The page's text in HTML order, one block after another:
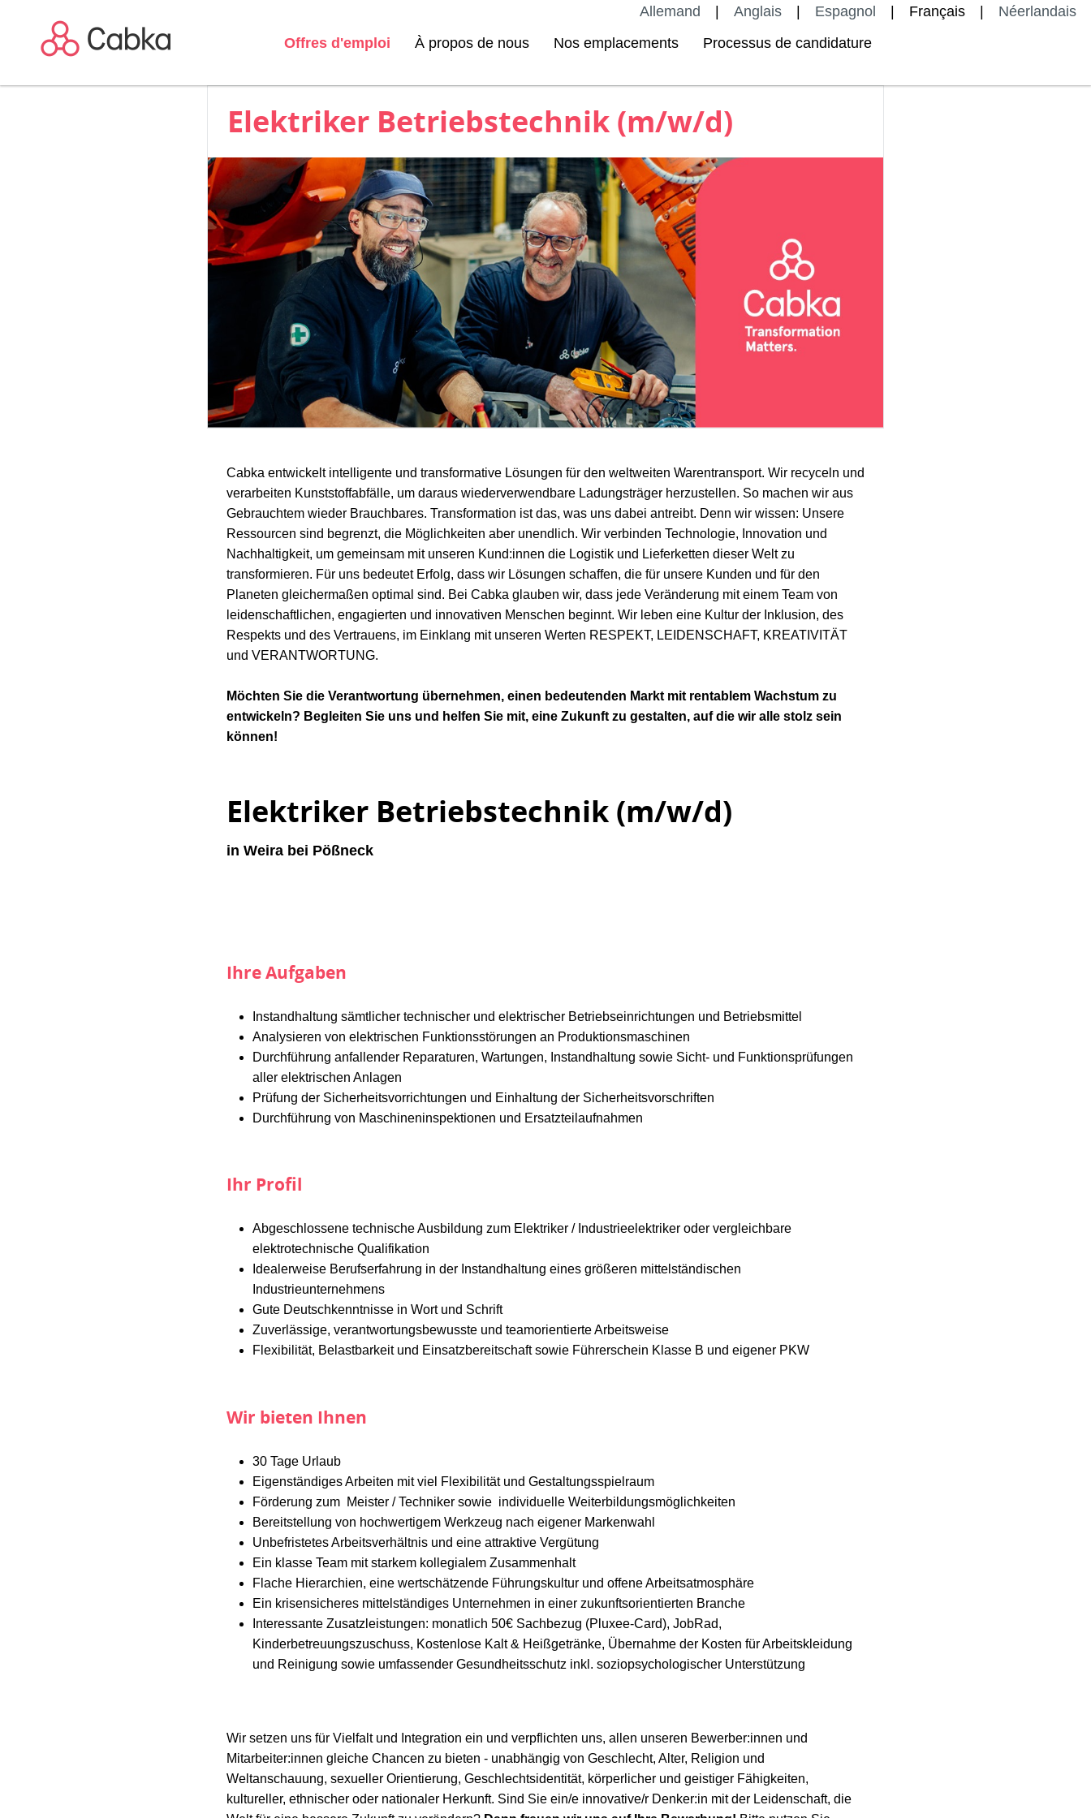
Allemand Anglais Espagnol Français
Néerlandais
Offres d'emploi
À propos de nous Nos emplacements Processus de candidature
Elektriker Betriebstechnik (m/w/d)
Cabka entwickelt intelligente und transformative Lösungen für den weltweiten Warentransport. Wir recyceln und
verarbeiten Kunststoffabfälle, um daraus wiederverwendbare Ladungsträger herzustellen. So machen wir aus
Gebrauchtem wieder Brauchbares. Transformation ist das, was uns dabei antreibt. Denn wir wissen: Unsere
Ressourcen sind begrenzt, die Möglichkeiten aber unendlich. Wir verbinden Technologie, Innovation und
Nachhaltigkeit, um gemeinsam mit unseren Kund:innen die Logistik und Lieferketten dieser Welt zu
transformieren. Für uns bedeutet Erfolg, dass wir Lösungen schaffen, die für unsere Kunden und für den
Planeten gleichermaßen optimal sind. Bei Cabka glauben wir, dass jede Veränderung mit einem Team von
leidenschaftlichen, engagierten und innovativen Menschen beginnt. Wir leben eine Kultur der Inklusion, des
Respekts und des Vertrauens, im Einklang mit unseren Werten RESPEKT, LEIDENSCHAFT, KREATIVITÄT
und VERANTWORTUNG.
Möchten Sie die Verantwortung übernehmen, einen bedeutenden Markt mit rentablem Wachstum zu
entwickeln? Begleiten Sie uns und helfen Sie mit, eine Zukunft zu gestalten, auf die wir alle stolz sein
können!
Elektriker Betriebstechnik (m/w/d)
in Weira bei Pößneck
Ihre Aufgaben
Instandhaltung sämtlicher technischer und elektrischer Betriebseinrichtungen und Betriebsmittel
Analysieren von elektrischen Funktionsstörungen an Produktionsmaschinen
Durchführung anfallender Reparaturen, Wartungen, Instandhaltung sowie Sicht- und Funktionsprüfungen
aller elektrischen Anlagen
Prüfung der Sicherheitsvorrichtungen und Einhaltung der Sicherheitsvorschriften
Durchführung von Maschineninspektionen und Ersatzteilaufnahmen
Ihr Profil
Abgeschlossene technische Ausbildung zum Elektriker / Industrieelektriker oder vergleichbare
elektrotechnische Qualifikation
Idealerweise Berufserfahrung in der Instandhaltung eines größeren mittelständischen
Industrieunternehmens
Gute Deutschkenntnisse in Wort und Schrift
Zuverlässige, verantwortungsbewusste und teamorientierte Arbeitsweise
Flexibilität, Belastbarkeit und Einsatzbereitschaft sowie Führerschein Klasse B und eigener PKW
Wir bieten Ihnen
30 Tage Urlaub
Eigenständiges Arbeiten mit viel Flexibilität und Gestaltungsspielraum
Förderung zum Meister / Techniker sowie individuelle Weiterbildungsmöglichkeiten
Bereitstellung von hochwertigem Werkzeug nach eigener Markenwahl
Unbefristetes Arbeitsverhältnis und eine attraktive Vergütung
Ein klasse Team mit starkem kollegialem Zusammenhalt
Flache Hierarchien, eine wertschätzende Führungskultur und offene Arbeitsatmosphäre
Ein krisensicheres mittelständiges Unternehmen in einer zukunftsorientierten Branche
Interessante Zusatzleistungen: monatlich 50€ Sachbezug (Pluxee-Card), JobRad,
Kinderbetreuungszuschuss, Kostenlose Kalt & Heißgetränke, Übernahme der Kosten für Arbeitskleidung
und Reinigung sowie umfassender Gesundheitsschutz inkl. soziopsychologischer Unterstützung
Wir setzen uns für Vielfalt und Integration ein und verpflichten uns, allen unseren Bewerber:innen und
Mitarbeiter:innen gleiche Chancen zu bieten - unabhängig von Geschlecht, Alter, Religion und
Weltanschauung, sexueller Orientierung, Geschlechtsidentität, körperlicher und geistiger Fähigkeiten,
kultureller, ethnischer oder nationaler Herkunft. Sind Sie ein/e innovative/r Denker:in mit der Leidenschaft, die